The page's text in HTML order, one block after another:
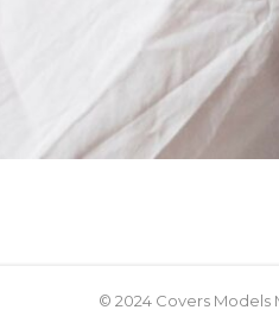
© 2024 Covers